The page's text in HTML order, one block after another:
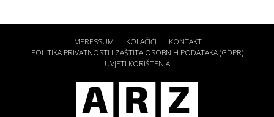
IMPRESSUM KOLAČIĆI
KONTAKT
POLITIKA PRIVATNOSTI I ZAŠTITA OSOBNIH PODATAKA (GDPR)
UVJETI KORIŠTENJA